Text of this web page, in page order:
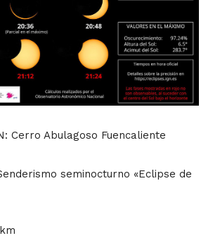
Cerro Abulagoso Fuencaliente
seminocturno «Eclipse de